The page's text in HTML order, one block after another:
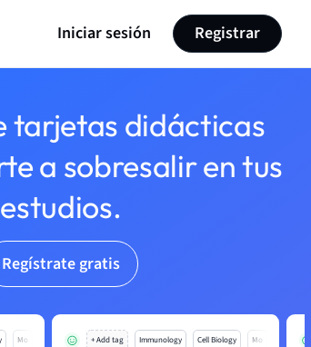
Iniciar sesión Registrar
tarjetas didácticas
a sobresalir en tus
estudios.
Regístrate gratis
Mo + Add tag Immunology Cell Biology Mo